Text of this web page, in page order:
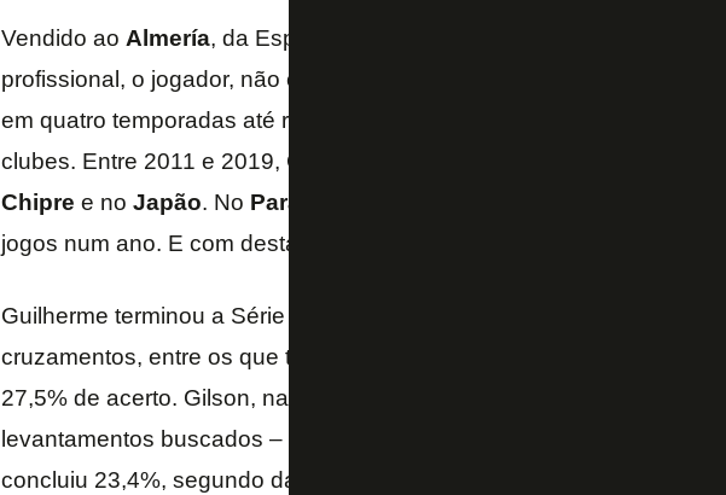
Vendido ao Almería, da Espanha, em 2008, antes mesmo de
profissional, o jogador, não conseguiu se firmar na Europa. Foram
em quatro temporadas até retornar ao Brasil, onde vem tendo uma
clubes. Entre 2011 e 2019, Guilherme vestiu 14 camisas diferentes –
Chipre e no Japão. No Paraná
jogos num ano. E com destaque.
Guilherme terminou a Série B com o 4º melhor aproveitamento de
cruzamentos, entre os que tentaram ao menos 100 vezes. Foram
27,5% de acerto. Gilson, na Série A, completou 30%, mas com
levantamentos buscados – menos da metade. Marcinho, na direita,
concluiu 23,4%, segundo dados do Footstats.